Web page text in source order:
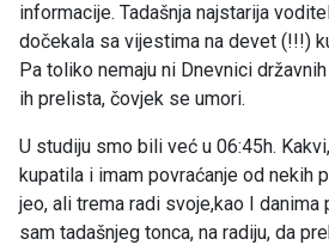
informacije. Tadašnja najstarija
dočekala sa vijestima na devet (!!!)
Pa toliko nemaju ni Dnevnici
ih prelista, čovjek se umori.
U studiju smo bili već u 06:45h.
kupatila i imam povraćanje od nekih
jeo, ali trema radi svoje,kao I danima
sam tadašnjeg tonca, na radiju, da